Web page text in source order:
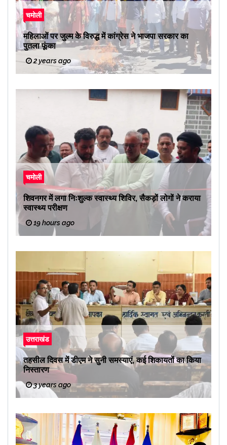
चमोली
महिलाओं पर जुल्म के विरुद्ध में कांग्रेस ने भाजपा सरकार का
पुतला फूंका
2 years ago
चमोली
शिवनगर में लगा निःशुल्क स्वास्थ्य शिविर, सैकड़ों लोगों ने कराया
स्वास्थ्य परीक्षण
19 hours ago
उत्तराखंड
तहसील दिवस में डीएम ने सुनी समस्याएं, कई शिकायतों का किया
निस्तारण
3 years ago